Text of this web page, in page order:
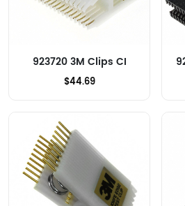
923720 3M Clips CI
$44.69